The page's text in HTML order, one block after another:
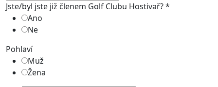
Jste/byl jste již členem Golf Clubu Hostivař?*
Ano
Ne
Pohlaví
Muž
Žena